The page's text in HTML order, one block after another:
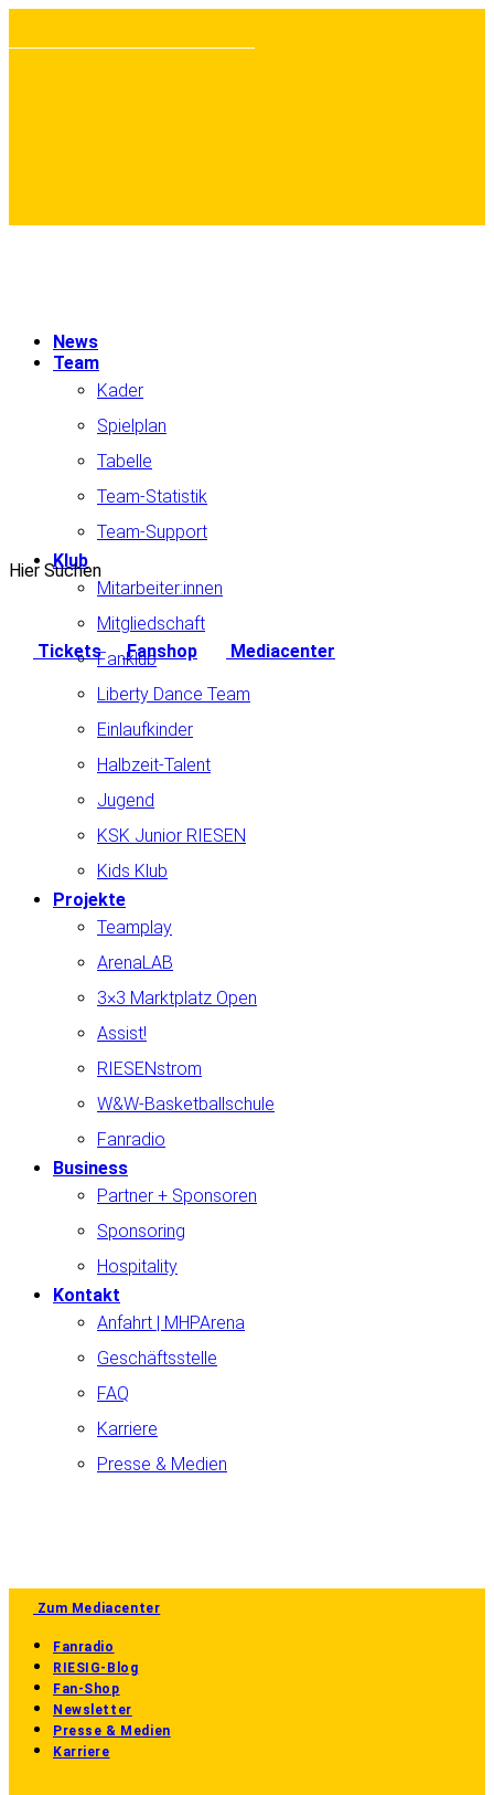
Hier Suchen
Tickets Fanshop Mediacenter
News
Team
Kader
Spielplan
Tabelle
Team-Statistik
Team-Support
Klub
Mitarbeiter:innen
Mitgliedschaft
Fanklub
Liberty Dance Team
Einlaufkinder
Halbzeit-Talent
Jugend
KSK Junior RIESEN
Kids Klub
Projekte
Teamplay
ArenaLAB
3×3 Marktplatz Open
Assist!
RIESENstrom
W&W-Basketballschule
Fanradio
Business
Partner + Sponsoren
Sponsoring
Hospitality
Kontakt
Anfahrt | MHPArena
Geschäftsstelle
FAQ
Karriere
Presse & Medien
Zum Mediacenter
Fanradio
RIESIG-Blog
Fan-Shop
Newsletter
Presse & Medien
Karriere